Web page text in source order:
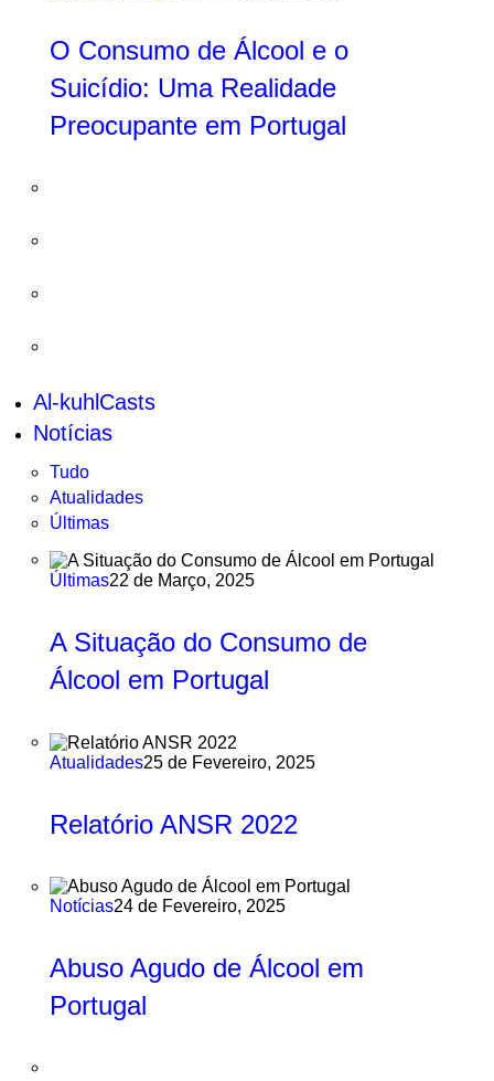
O Consumo de Álcool e o
Suicídio: Uma Realidade
Preocupante em Portugal
Al-kuhlCasts
Notícias
Tudo
Atualidades
Últimas
Últimas22 de Março, 2025
A Situação do Consumo de
Álcool em Portugal
Atualidades25 de Fevereiro, 2025
Relatório ANSR 2022
Notícias24 de Fevereiro, 2025
Abuso Agudo de Álcool em
Portugal